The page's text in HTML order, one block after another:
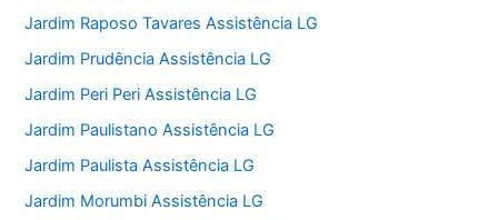
Jardim Raposo Tavares Assistência LG
Jardim Prudência Assistência LG
Jardim Peri Peri Assistência LG
Jardim Paulistano Assistência LG
Jardim Paulista Assistência LG
Jardim Morumbi Assistência LG